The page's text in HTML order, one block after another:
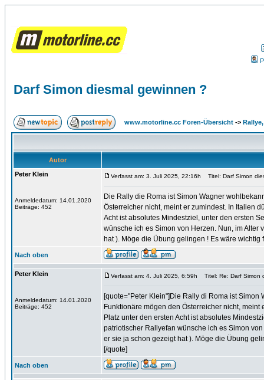
Darf Simon diesmal gewinnen ?
www.motorline.cc Foren-Übersicht ->
Autor
Peter Klein
Anmeldedatum: 14.01.2020
Beiträge: 452
Verfasst am: 3. Juli 2025, 22:16h Titel: Darf Simon
Die Rally die Roma ist Simon Wagner
Österreicher nicht, meint er zumindest. In Italien
Acht ist absolutes Mindestziel, unter den ersten
wünsche ich es Simon von Herzen. Nun, im
hat ). Möge die Übung gelingen ! Es wäre
Nach oben
Peter Klein
Anmeldedatum: 14.01.2020
Beiträge: 452
Verfasst am: 4. Juli 2025, 6:59h Titel: Re: Darf Simon
[quote="Peter Klein"]Die Rally di Roma ist
Funktionäre mögen den Österreicher nicht,
Platz unter den ersten Acht ist absolutes
patriotischer Rallyefan wünsche ich es Simon
er sie ja schon gezeigt hat ). Möge die Übung
[/quote]
Nach oben